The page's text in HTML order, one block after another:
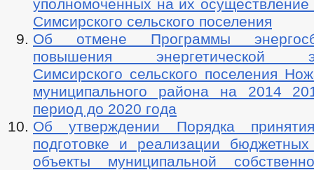
уполномоченных на их осуществление
Симсирского сельского поселения
Об отмене Программы
повышения энергетической
Симсирского сельского поселения
муниципального района на 2014
период до 2020 года
Об утверждении Порядка
подготовке и реализации
объекты муниципальной